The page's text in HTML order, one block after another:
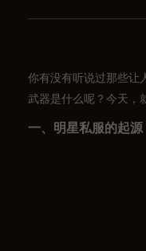
你有没有听说过那些让
武器是什么呢？今天，
一、明星私服的起源